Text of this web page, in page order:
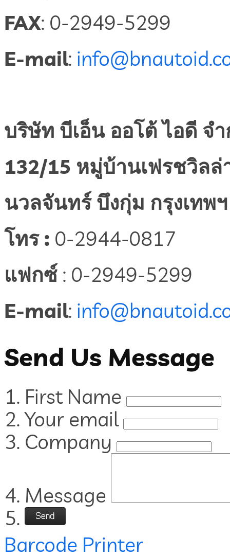
FAX: 0-2949-5299
E-mail:
บริษัท บีเอ็น ออโต้ ไอดี จ
132/15 หมู่บ้านเฟรชวิล
นวลจันทร์ บึงกุ่ม กรุงเทพ
โทร : 0-2944-0817
แฟกซ์ : 0-2949-5299
E-mail:
Send Us Message
First Name
Your email
Company
Message
Barcode Printer